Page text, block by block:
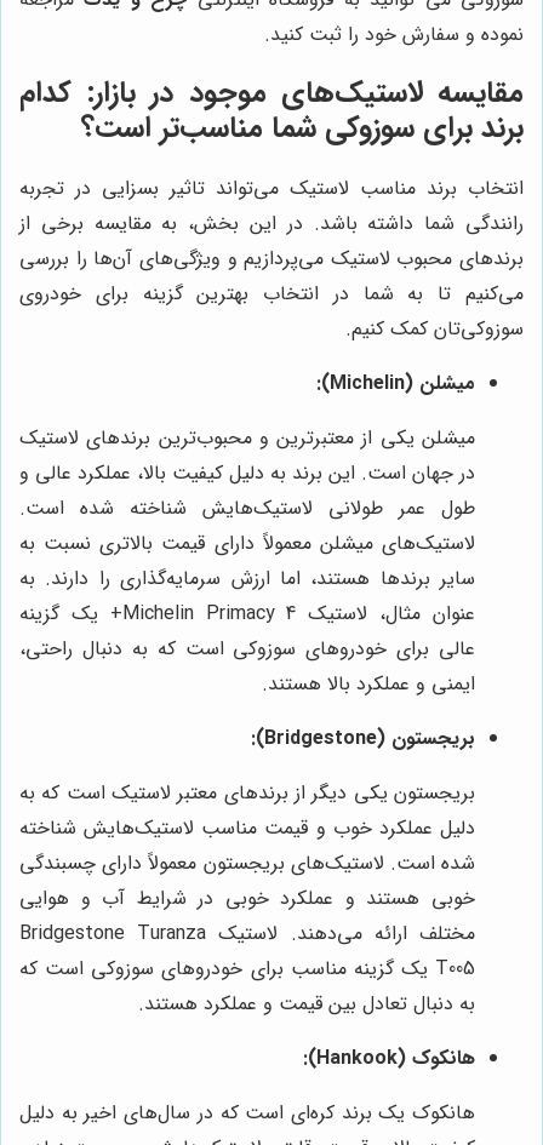
نموده و سفارش خود را ثبت کنید.
مقایسه لاستیک‌های موجود در بازار: کدام
برند برای سوزوکی شما مناسب‌تر است؟
انتخاب برند مناسب لاستیک می‌تواند تاثیر بسزایی در تجربه
رانندگی شما داشته باشد. در این بخش، به مقایسه برخی از
برندهای محبوب لاستیک می‌پردازیم و ویژگی‌های آن‌ها را بررسی
می‌کنیم تا به شما در انتخاب بهترین گزینه برای خودروی
سوزوکی‌تان کمک کنیم.
میشلن (Michelin):
میشلن یکی از معتبرترین و محبوب‌ترین برندهای لاستیک
در جهان است. این برند به دلیل کیفیت بالا، عملکرد عالی و
طول عمر طولانی لاستیک‌هایش شناخته شده است.
لاستیک‌های میشلن معمولاً دارای قیمت بالاتری نسبت به
سایر برندها هستند، اما ارزش سرمایه‌گذاری را دارند. به
عنوان مثال، لاستیک Michelin Primacy 4+ یک گزینه
عالی برای خودروهای سوزوکی است که به دنبال راحتی،
ایمنی و عملکرد بالا هستند.
بریجستون (Bridgestone):
بریجستون یکی دیگر از برندهای معتبر لاستیک است که به
دلیل عملکرد خوب و قیمت مناسب لاستیک‌هایش شناخته
شده است. لاستیک‌های بریجستون معمولاً دارای چسبندگی
خوبی هستند و عملکرد خوبی در شرایط آب و هوایی
مختلف ارائه می‌دهند. لاستیک Bridgestone Turanza
T005 یک گزینه مناسب برای خودروهای سوزوکی است که
به دنبال تعادل بین قیمت و عملکرد هستند.
هانکوک (Hankook):
هانکوک یک برند کره‌ای است که در سال‌های اخیر به دلیل